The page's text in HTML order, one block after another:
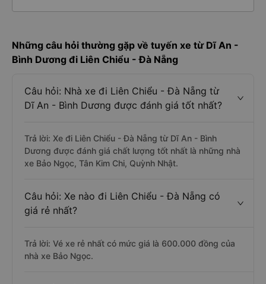
Những câu hỏi thường gặp về tuyến xe từ Dĩ An -
Bình Dương đi Liên Chiểu - Đà Nẵng
Câu hỏi: Nhà xe đi Liên Chiểu - Đà Nẵng từ
Dĩ An - Bình Dương được đánh giá tốt nhất?
Trả lời: Xe đi Liên Chiểu - Đà Nẵng từ Dĩ An - Bình
Dương được đánh giá chất lượng tốt nhất là những nhà
xe Bảo Ngọc, Tân Kim Chi, Quỳnh Nhật.
Câu hỏi: Xe nào đi Liên Chiểu - Đà Nẵng có
giá rẻ nhất?
Trả lời: Vé xe rẻ nhất có mức giá là 600.000 đồng của
nhà xe Bảo Ngọc.